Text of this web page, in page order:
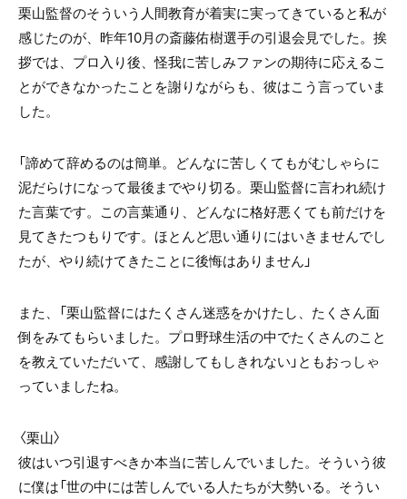
栗山監督のそういう人間教育が着実に実ってきていると私が
感じたのが、昨年10月の斎藤佑樹選手の引退会見でした。挨
拶では、プロ入り後、怪我に苦しみファンの期待に応えるこ
とができなかったことを謝りながらも、彼はこう言っていま
した。
「諦めて辞めるのは簡単。どんなに苦しくてもがむしゃらに
泥だらけになって最後までやり切る。栗山監督に言われ続け
た言葉です。この言葉通り、どんなに格好悪くても前だけを
見てきたつもりです。ほとんど思い通りにはいきませんでし
たが、やり続けてきたことに後悔はありません」
また、「栗山監督にはたくさん迷惑をかけたし、たくさん面
倒をみてもらいました。プロ野球生活の中でたくさんのこと
を教えていただいて、感謝してもしきれない」ともおっしゃ
っていましたね。
〈栗山〉
彼はいつ引退すべきか本当に苦しんでいました。そういう彼
に僕は「世の中には苦しんでいる人たちが大勢いる。そうい